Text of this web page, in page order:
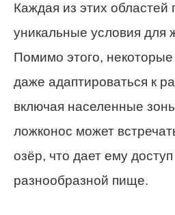
Каждая из этих областей
уникальные условия для
Помимо этого,
даже адаптироваться к
включая населенные
ложконос может
озёр, что дает ему
разнообразной пище.